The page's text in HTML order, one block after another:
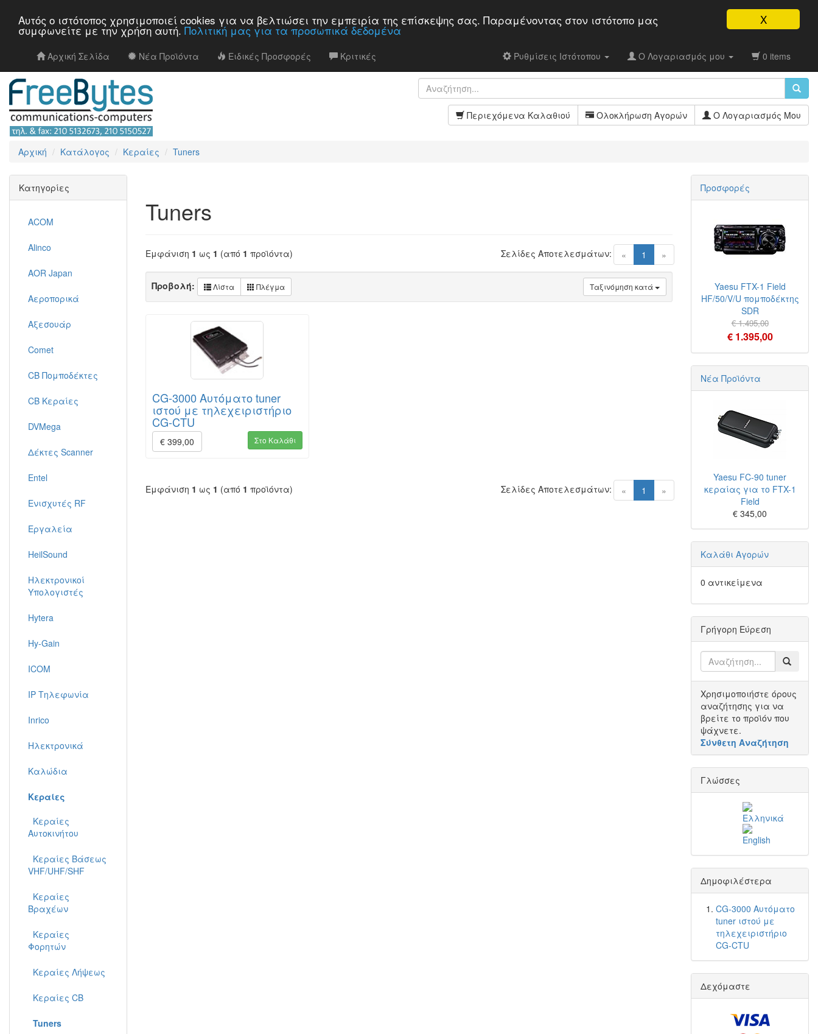
X
Αυτός ο ιστότοπος χρησιμοποιεί cookies για να βελτιώσει την εμπειρία της επίσκεψης σας. Παραμένοντας στον ιστότοπo μας
συμφωνείτε με την χρήση αυτή. Πολιτική μας για τα προσωπικά δεδομένα
Αρχική Σελίδα Νέα Προϊόντα Ειδικές Προσφορές Κριτικές Ρυθμίσεις Ιστότοπου Ο Λογαριασμός μου 0 items
Περιεχόμενα Καλαθιού Ολοκλήρωση Αγορών Ο Λογαριασμός Μου
Αρχική Κατάλογος Κεραίες Tuners
Tuners
Εμφάνιση 1 ως 1 (από 1 προϊόντα) « 1 (current)
»
Σελίδες Αποτελεσμάτων:
Ταξινόμηση κατά
Προβολή: Λίστα Πλέγμα
CG-3000 Αυτόματο tuner
ιστού με τηλεχειριστήριο
CG-CTU
€ 399,00 Στο Καλάθι
Εμφάνιση 1 ως 1 (από 1 προϊόντα) « 1 (current)
»
Σελίδες Αποτελεσμάτων:
Κατηγορίες
ACOM
Alinco
AOR Japan
Αεροπορικά
Αξεσουάρ
Comet
CB Πομποδέκτες
CB Κεραίες
DVMega
Δέκτες Scanner
Entel
Ενισχυτές RF
Εργαλεία
HeilSound
Ηλεκτρονικοί
Υπολογιστές
Hytera
Hy-Gain
ICOM
IP Τηλεφωνία
Inrico
Ηλεκτρονικά
Καλώδια
Κεραίες
Κεραίες
Αυτοκινήτου
Κεραίες Βάσεως
VHF/UHF/SHF
Κεραίες
Βραχέων
Κεραίες
Φορητών
Κεραίες Λήψεως
Κεραίες CB
Tuners
Προσφορές
Yaesu FTX-1 Field
HF/50/V/U πομποδέκτης
SDR
€ 1.495,00
€ 1.395,00
Νέα Προϊόντα
Yaesu FC-90 tuner
κεραίας για το FTX-1
Field
€ 345,00
Καλάθι Αγορών
0 αντικείμενα
Γρήγορη Εύρεση
Χρησιμοποιήστε όρους
αναζήτησης για να
βρείτε το προϊόν που
ψάχνετε.
Σύνθετη Αναζήτηση
Γλώσσες
Δημοφιλέστερα
CG-3000 Αυτόματο
tuner ιστού με
τηλεχειριστήριο
CG-CTU
Δεχόμαστε